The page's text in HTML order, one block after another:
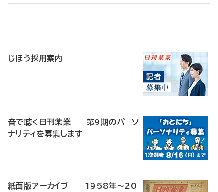
じほう採用案内
音で聴く日刊薬業 第9期のパーソ
ナリティを募集します
紙面版アーカイブ 1958年～20